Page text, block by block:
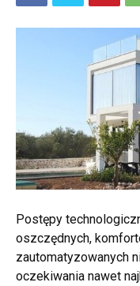
Postępy
oszczędnych,
zautomatyzowanych
oczekiwania nawet